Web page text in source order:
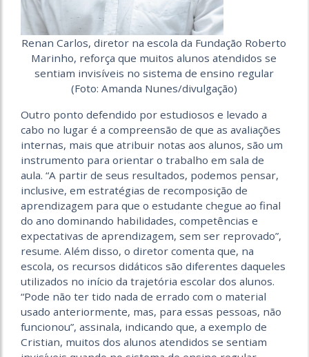
Renan Carlos, diretor na escola da Fundação Roberto
Marinho, reforça que muitos alunos atendidos se
sentiam invisíveis no sistema de ensino regular
(Foto: Amanda Nunes/divulgação)
Outro ponto defendido por estudiosos e levado a
cabo no lugar é a compreensão de que as avaliações
internas, mais que atribuir notas aos alunos, são um
instrumento para orientar o trabalho em sala de
aula. “A partir de seus resultados, podemos pensar,
inclusive, em estratégias de recomposição de
aprendizagem para que o estudante chegue ao final
do ano dominando habilidades, competências e
expectativas de aprendizagem, sem ser reprovado”,
resume. Além disso, o diretor comenta que, na
escola, os recursos didáticos são diferentes daqueles
utilizados no início da trajetória escolar dos alunos.
“Pode não ter tido nada de errado com o material
usado anteriormente, mas, para essas pessoas, não
funcionou”, assinala, indicando que, a exemplo de
Cristian, muitos dos alunos atendidos se sentiam